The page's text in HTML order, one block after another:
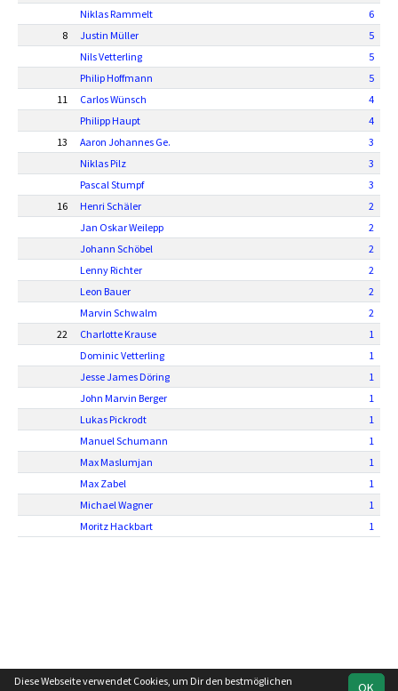
Niklas Rammelt
6
8
Justin Müller
5
Nils Vetterling
5
Philip Hoffmann
5
11
Carlos Wünsch
4
Philipp Haupt
4
13
Aaron Johannes Ge.
3
Niklas Pilz
3
Pascal Stumpf
3
16
Henri Schäler
2
Jan Oskar Weilepp
2
Johann Schöbel
2
Lenny Richter
2
Leon Bauer
2
Marvin Schwalm
2
22
Charlotte Krause
1
Dominic Vetterling
1
Jesse James Döring
1
John Marvin Berger
1
Lukas Pickrodt
1
Manuel Schumann
1
Max Maslumjan
1
Max Zabel
1
Michael Wagner
1
Moritz Hackbart
1
OK
Diese Webseite verwendet Cookies, um Dir den bestmöglichen